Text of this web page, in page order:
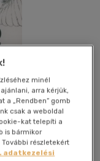
minél
arra kérjük,
a „Rendben” gomb
csak a weboldal
kat telepíti a
is bármikor
részletekért
adatkezelési